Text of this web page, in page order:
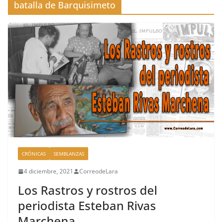
batalla de Barquisimeto
CRÓNICAS SEMBLANZAS
4 diciembre, 2021 CorreodeLara
Los Rastros y rostros del
periodista Esteban Rivas